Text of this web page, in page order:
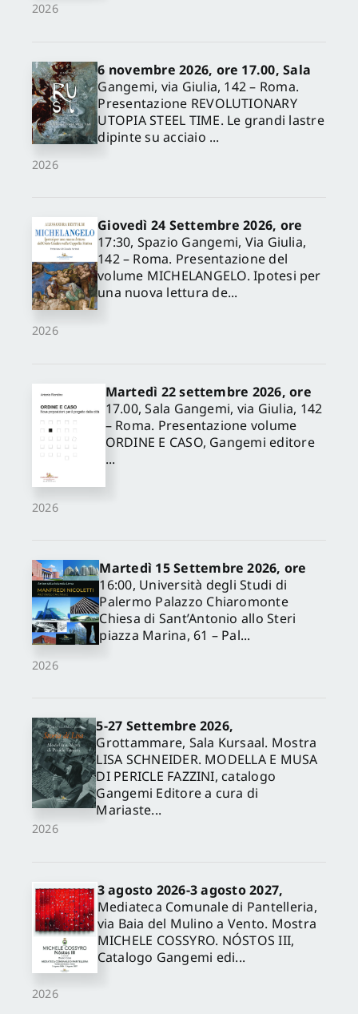
2026
2026
6 novembre 2026, ore 17.00, Sala
Gangemi, via Giulia, 142 – Roma.
Presentazione REVOLUTIONARY
UTOPIA STEEL TIME. Le grandi lastre
dipinte su acciaio ...
2026
Giovedì 24 Settembre 2026, ore
17:30, Spazio Gangemi, Via Giulia,
142 – Roma. Presentazione del
volume MICHELANGELO. Ipotesi per
una nuova lettura de...
2026
Martedì 22 settembre 2026, ore
17.00, Sala Gangemi, via Giulia, 142
– Roma. Presentazione volume
ORDINE E CASO, Gangemi editore
...
2026
Martedì 15 Settembre 2026, ore
16:00, Università degli Studi di
Palermo Palazzo Chiaromonte
Chiesa di Sant’Antonio allo Steri
piazza Marina, 61 – Pal...
2026
5-27 Settembre 2026,
Grottammare, Sala Kursaal. Mostra
LISA SCHNEIDER. MODELLA E MUSA
DI PERICLE FAZZINI, catalogo
Gangemi Editore a cura di
Mariaste...
2026
3 agosto 2026-3 agosto 2027,
Mediateca Comunale di Pantelleria,
via Baia del Mulino a Vento. Mostra
MICHELE COSSYRO. NÓSTOS III,
Catalogo Gangemi edi...